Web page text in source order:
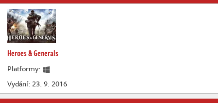
Heroes & Generals
Platformy:
Vydání: 23. 9. 2016